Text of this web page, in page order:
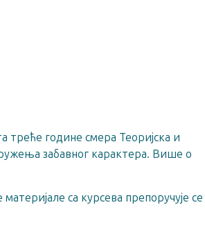
треће године смера Теоријска и
забавног карактера. Више о
са курсева препоручује се